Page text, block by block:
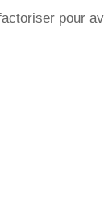
pour